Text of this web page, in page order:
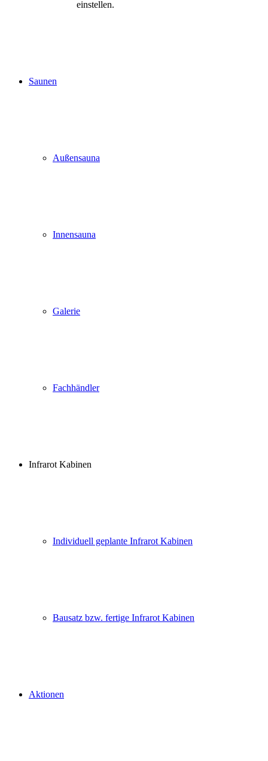
einstellen.
Saunen
Außensauna
Innensauna
Galerie
Fachhändler
Infrarot Kabinen
Individuell geplante Infrarot Kabinen
Bausatz bzw. fertige Infrarot Kabinen
Aktionen